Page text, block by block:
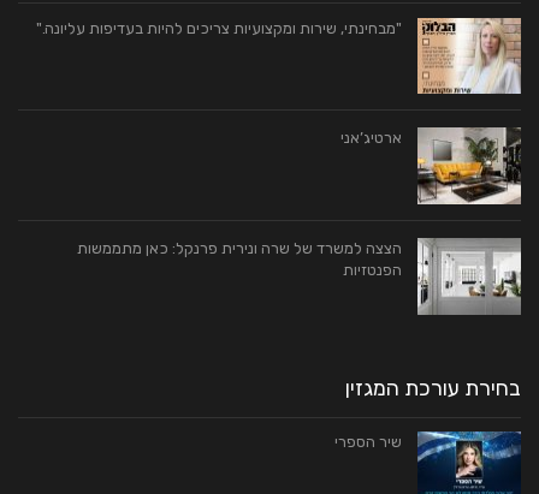
"מבחינתי, שירות ומקצועיות צריכים להיות בעדיפות עליונה."
ארטיג’אני
הצצה למשרד של שרה ונירית פרנקל: כאן מתממשות
הפנטזיות
בחירת עורכת המגזין
שיר הספרי